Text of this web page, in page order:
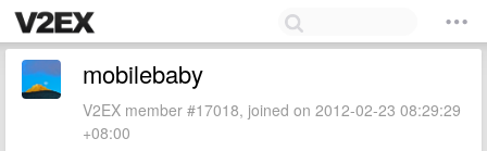
mobilebaby
V2EX member #17018, joined on 2012-02-23 08:29:29
+08:00